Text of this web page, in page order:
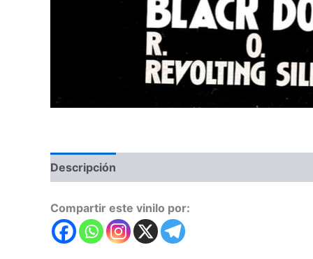
Descripción
Compartir este vinilo por: